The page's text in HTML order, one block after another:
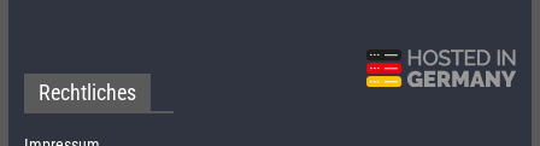
Rechtliches